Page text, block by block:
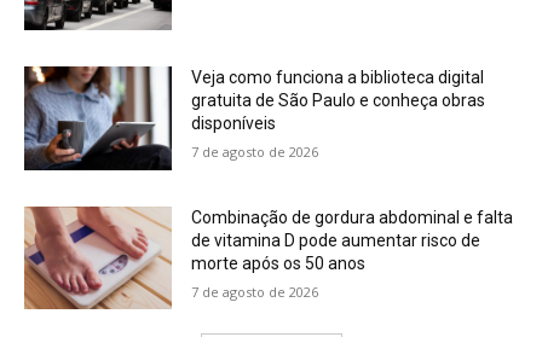
Veja como funciona a biblioteca digital
gratuita de São Paulo e conheça obras
disponíveis
7 de agosto de 2026
Combinação de gordura abdominal e falta
de vitamina D pode aumentar risco de
morte após os 50 anos
7 de agosto de 2026